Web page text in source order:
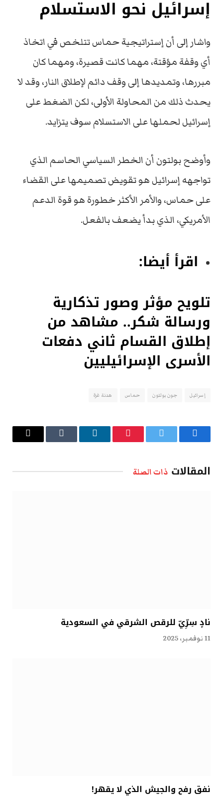
إسرائيل نحو الاستسلام
واشار إلى أن إستراتيجية حماس تتلخص في اتخاذ
أي وقفة مؤقتة، مهما كانت قصيرة، ومهما كان
مبررها، وتمديدها إلى وقف دائم لإطلاق النار، وقد لا
يحدث ذلك من المحاولة الأولى، لكن الضغط على
إسرائيل لحملها على الاستسلام سوف يتزايد.
وأوضح بولتون أن الخطر السياسي الحاسم الذي
تواجهه إسرائيل هو تقويض تصميمها على القضاء
على حماس، والأمر الأكثر خطورة هو قوة الدعم
الأمريكي، الذي بدأ يضعف بالفعل.
اقرأ أيضا:
تلويح مؤثر وصور تذكارية
ورسالة شكر.. مشاهد من
إطلاق القسام ثاني دفعات
الأسرى الإسرائيليين
إسرائيل جون بولتون حماس هدنة غزة
فيسبوك تويتر بينتيريستلينكدإن Tumblr
البريد
المقالات ذات الصلة
نادٍ سِرِّيّ للرقص الشرقي في السعودية
11 نوفمبر، 2025
نفق رفح والجيش الذي لا يقهر!